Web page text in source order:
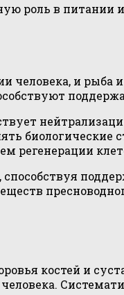
роль в питании
человека, и
регенерации
костей и